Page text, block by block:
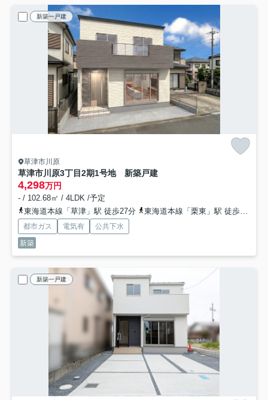
新築一戸建
草津市川原
草津市川原3丁目2期1号地 新築戸建
4,298万円
- / 102.68㎡ / 4LDK /予定
東海道本線「草津」駅 徒歩27分
東海道本線「栗東」駅 徒歩38分
都市ガス 電気有
公共下水
新築
新築一戸建